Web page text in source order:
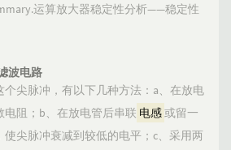
运算放大器稳定性分析——稳定性
波电路
尖脉冲，有以下几种方法：a、在放电
电阻；b、在放电管后串联 电感或留一
尖脉冲衰减到较低的电平；c、采用两